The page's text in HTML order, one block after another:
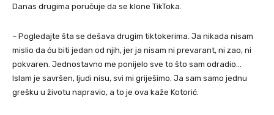
Danas drugima poručuje da se klone TikToka.
– Pogledajte šta se dešava drugim tiktokerima. Ja nikada nisam
mislio da ću biti jedan od njih, jer ja nisam ni prevarant, ni zao, ni
pokvaren. Jednostavno me ponijelo sve to što sam odradio…
Islam je savršen, ljudi nisu, svi mi griješimo. Ja sam samo jednu
grešku u životu napravio, a to je ova kaže Kotorić.